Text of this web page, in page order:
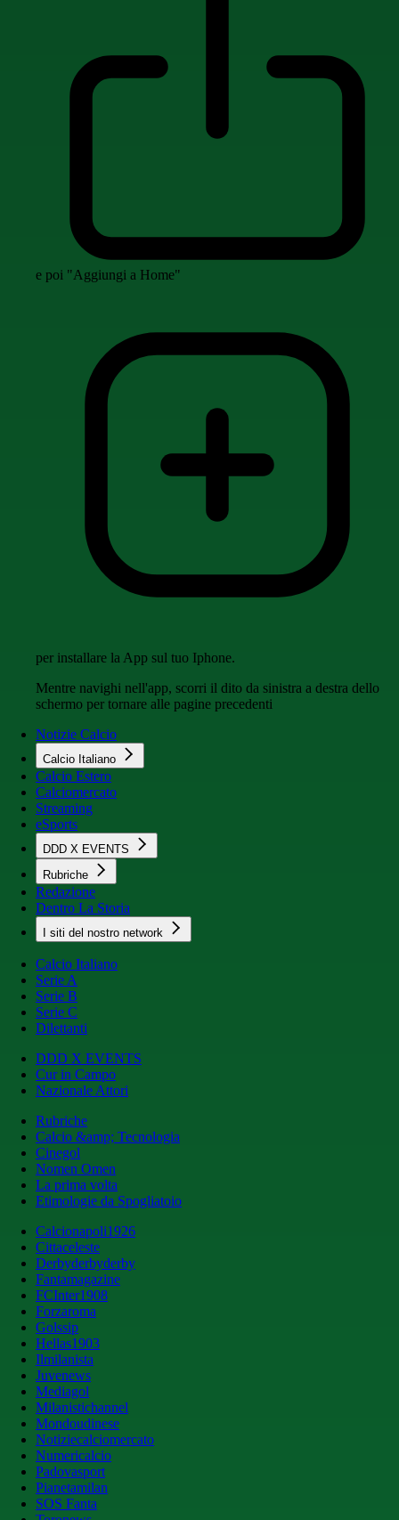
e poi "Aggiungi a Home"
per installare la App sul tuo Iphone.
Mentre navighi nell'app, scorri il dito da sinistra a destra dello
schermo per tornare alle pagine precedenti
Notizie Calcio
Calcio Italiano
Calcio Estero
Calciomercato
Streaming
eSports
DDD X EVENTS
Rubriche
Redazione
Dentro La Storia
I siti del nostro network
Calcio Italiano
Serie A
Serie B
Serie C
Dilettanti
DDD X EVENTS
Cur in Campo
Nazionale Attori
Rubriche
Calcio &amp; Tecnologia
Cinegol
Nomen Omen
La prima volta
Etimologie da Spogliatoio
Calcionapoli1926
Cittaceleste
Derbyderbyderby
Fantamagazine
FCInter1908
Forzaroma
Golssip
Hellas1903
Ilmilanista
Juvenews
Mediagol
Milanistichannel
Mondoudinese
Notiziecalciomercato
Numericalcio
Padovasport
Pianetamilan
SOS Fanta